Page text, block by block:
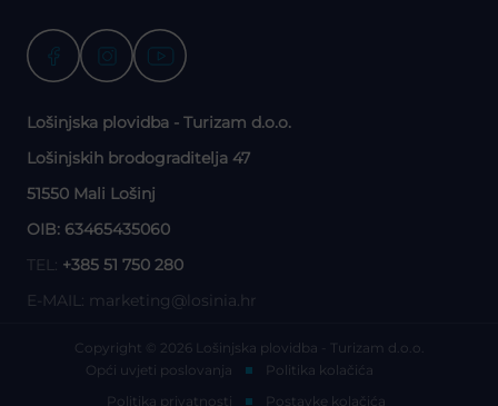
Lošinjska plovidba - Turizam d.o.o.
Lošinjskih brodograditelja 47
51550 Mali Lošinj
OIB: 63465435060
TEL: +385 51 750 280
E-MAIL: marketing@losinia.hr
Copyright © 2026 Lošinjska plovidba - Turizam d.o.o.
Opći uvjeti poslovanja
Politika kolačića
Politika privatnosti
Postavke kolačića